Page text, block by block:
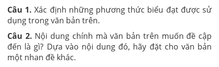
Câu 1. Xác định những phương thức biểu đạt được sử
dụng trong văn bản trên.
Câu 2. Nội dung chính mà văn bản trên muốn đề cập
đến là gì? Dựa vào nội dung đó, hãy đặt cho văn bản
một nhan đề khác.